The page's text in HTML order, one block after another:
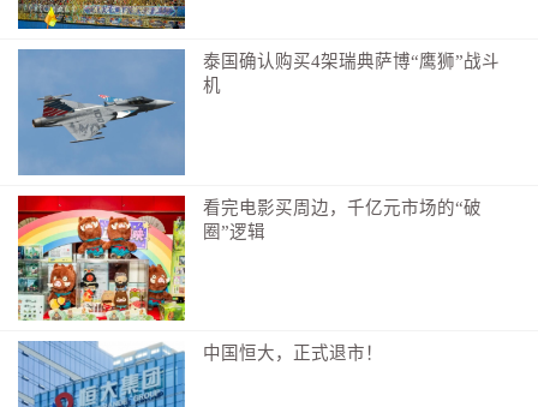
“丢了多少钱？”—“丢了好多。”
“好多是多少？”—“20块”
面对民警询问丢钱细节
孩子们你一言我一语
就只记得钱是“走着走着就没了”
泰国确认购买4架瑞典萨博“鹰狮”战斗
机
看完电影买周边，千亿元市场的“破
圈”逻辑
中国恒大，正式退市！